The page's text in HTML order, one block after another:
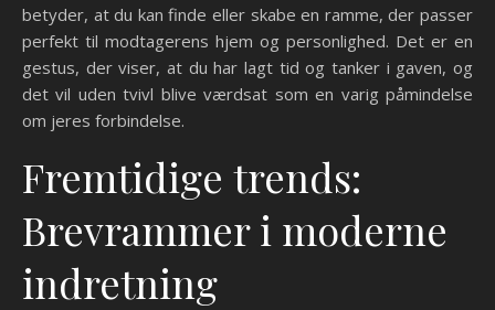
betyder, at du kan finde eller skabe en ramme, der passer
perfekt til modtagerens hjem og personlighed. Det er en
gestus, der viser, at du har lagt tid og tanker i gaven, og
det vil uden tvivl blive værdsat som en varig påmindelse
om jeres forbindelse.
Fremtidige trends:
Brevrammer i moderne
indretning